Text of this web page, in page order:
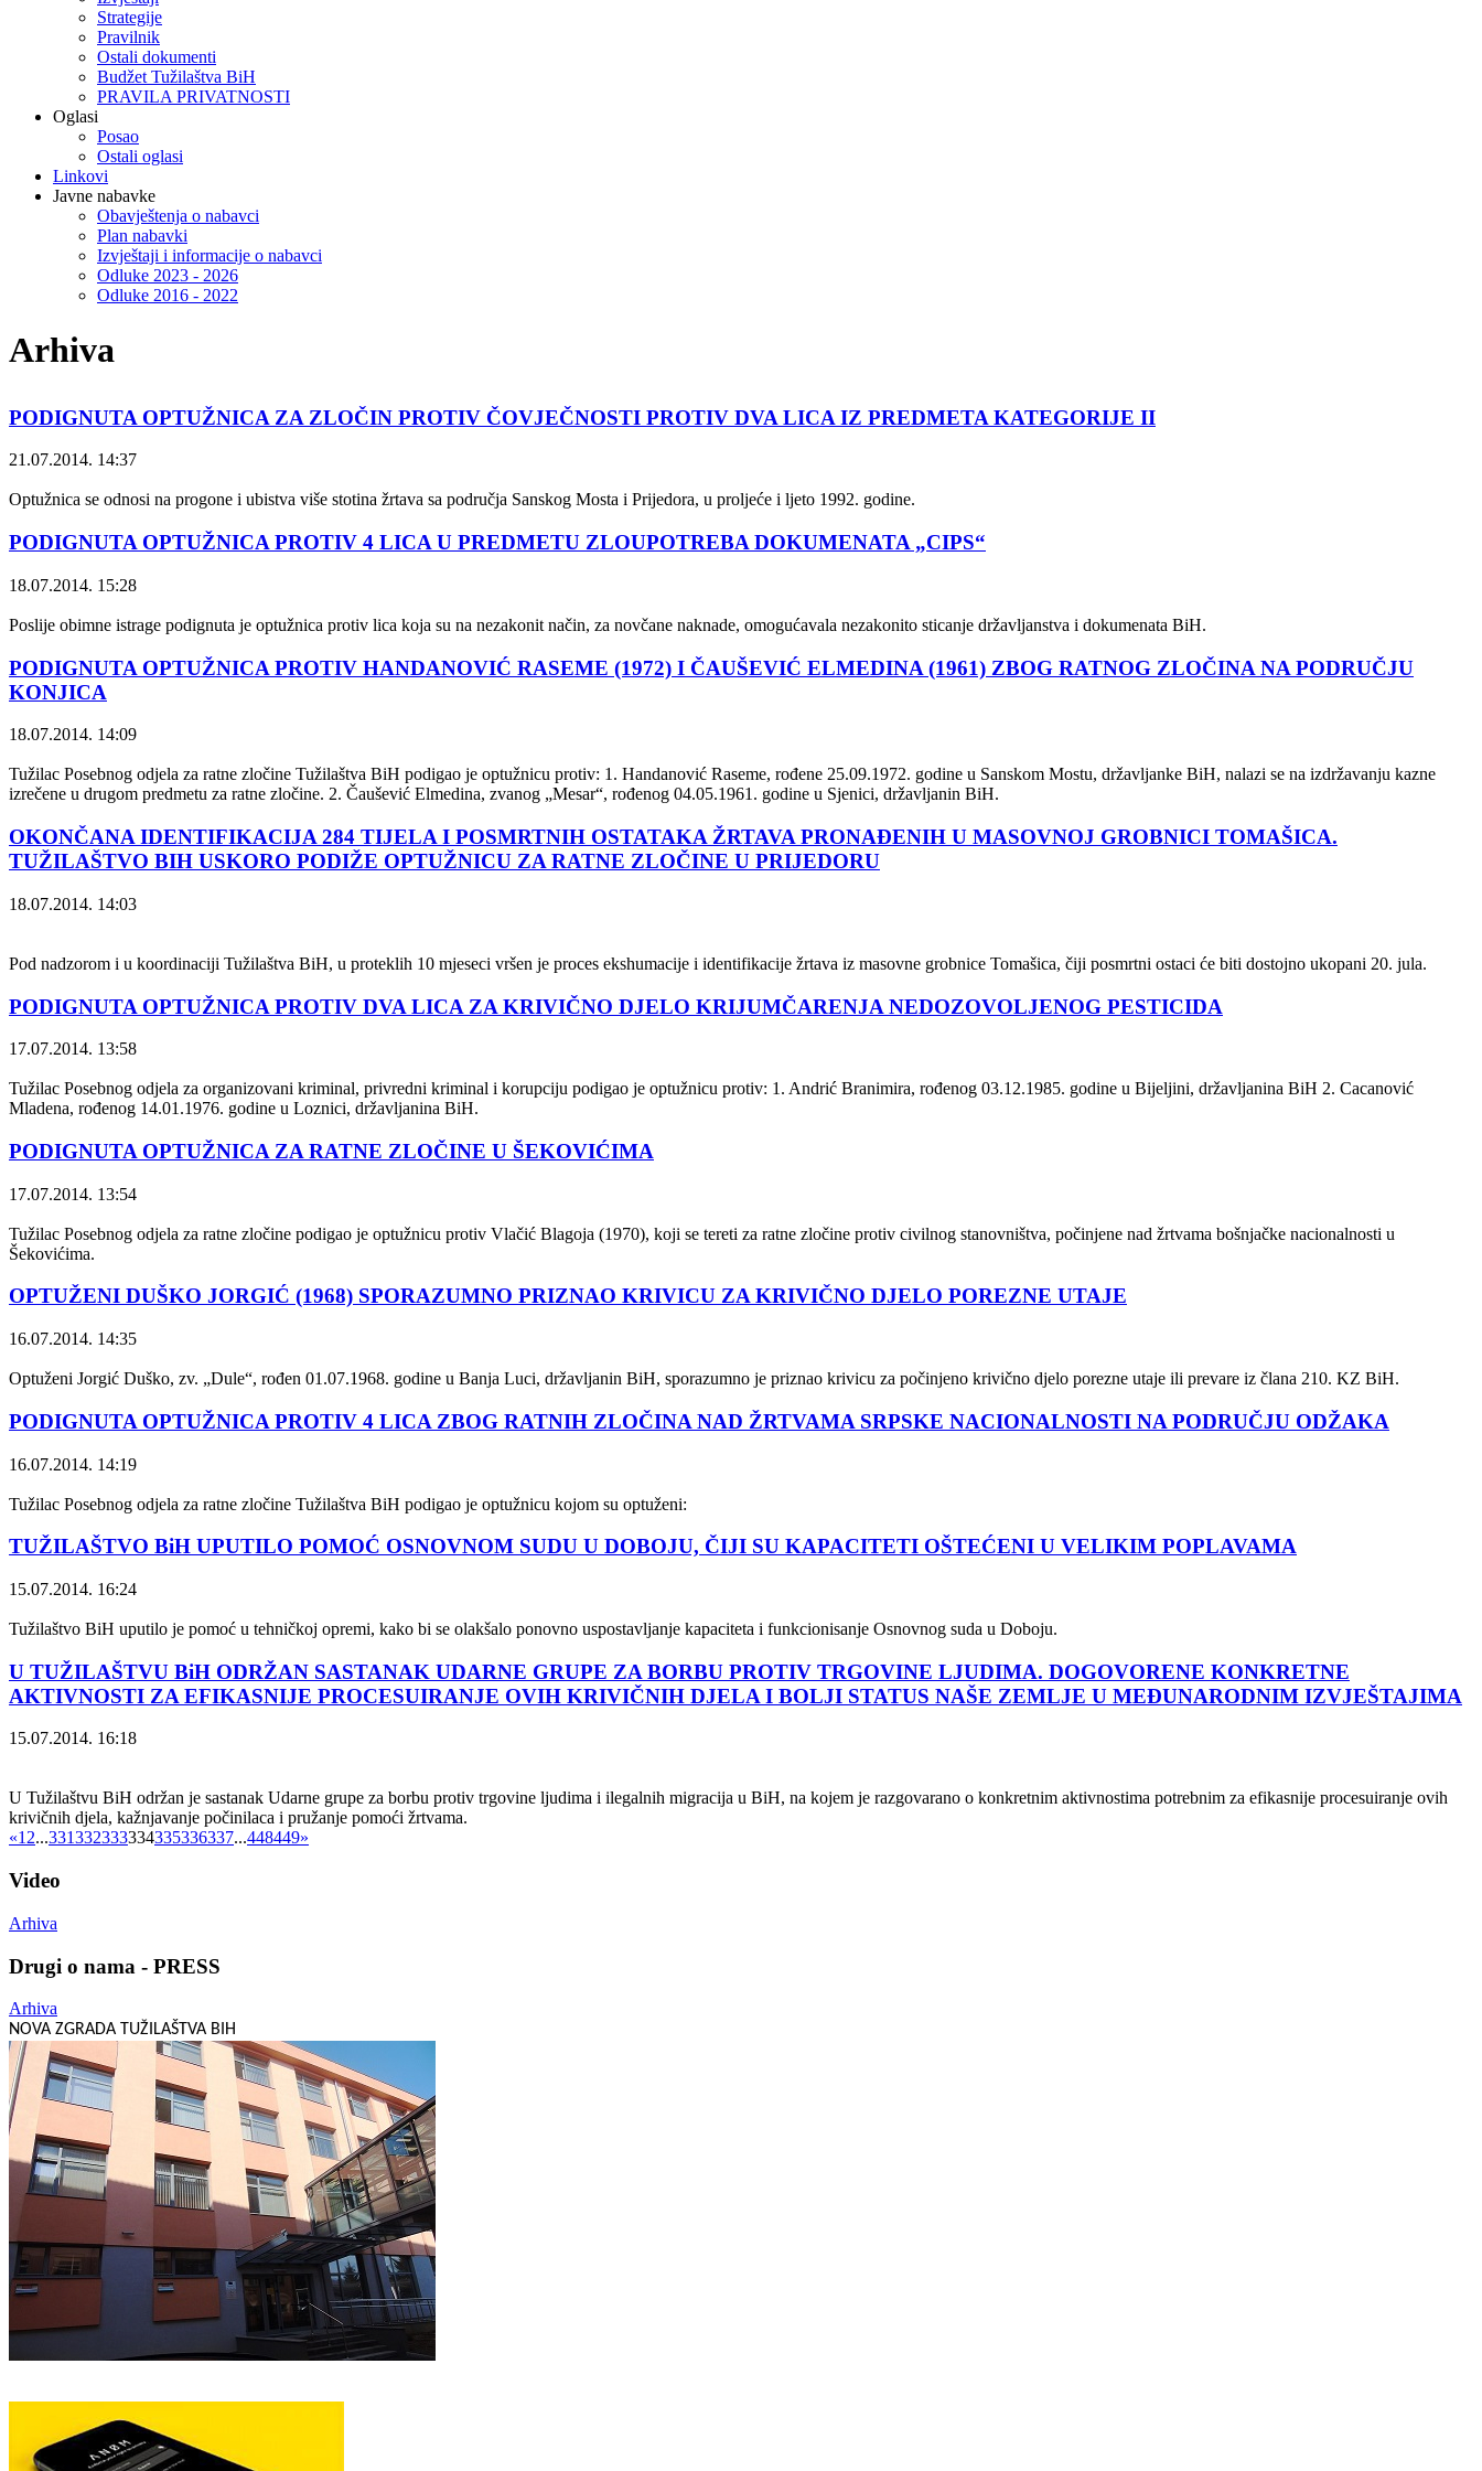
Strategije
Pravilnik
Ostali dokumenti
Budžet Tužilaštva BiH
PRAVILA PRIVATNOSTI
Oglasi
Posao
Ostali oglasi
Linkovi
Javne nabavke
Obavještenja o nabavci
Plan nabavki
Izvještaji i informacije o nabavci
Odluke 2023 - 2026
Odluke 2016 - 2022
Arhiva
PODIGNUTA OPTUŽNICA ZA ZLOČIN PROTIV ČOVJEČNOSTI PROTIV DVA LICA IZ PREDMETA KATEGORIJE II
21.07.2014. 14:37
Optužnica se odnosi na progone i ubistva više stotina žrtava sa područja Sanskog Mosta i Prijedora, u proljeće i ljeto 1992. godine.
PODIGNUTA OPTUŽNICA PROTIV 4 LICA U PREDMETU ZLOUPOTREBA DOKUMENATA „CIPS“
18.07.2014. 15:28
Poslije obimne istrage podignuta je optužnica protiv lica koja su na nezakonit način, za novčane naknade, omogućavala nezakonito sticanje državljanstva i dokumenata BiH.
PODIGNUTA OPTUŽNICA PROTIV HANDANOVIĆ RASEME (1972) I ČAUŠEVIĆ ELMEDINA (1961) ZBOG RATNOG ZLOČINA NA PODRUČJU
KONJICA
18.07.2014. 14:09
Tužilac Posebnog odjela za ratne zločine Tužilaštva BiH podigao je optužnicu protiv: 1. Handanović Raseme, rođene 25.09.1972. godine u Sanskom Mostu, državljanke BiH, nalazi se na izdržavanju kazne
izrečene u drugom predmetu za ratne zločine. 2. Čaušević Elmedina, zvanog „Mesar“, rođenog 04.05.1961. godine u Sjenici, državljanin BiH.
OKONČANA IDENTIFIKACIJA 284 TIJELA I POSMRTNIH OSTATAKA ŽRTAVA PRONAĐENIH U MASOVNOJ GROBNICI TOMAŠICA.
TUŽILAŠTVO BIH USKORO PODIŽE OPTUŽNICU ZA RATNE ZLOČINE U PRIJEDORU
18.07.2014. 14:03
Pod nadzorom i u koordinaciji Tužilaštva BiH, u proteklih 10 mjeseci vršen je proces ekshumacije i identifikacije žrtava iz masovne grobnice Tomašica, čiji posmrtni ostaci će biti dostojno ukopani 20. jula.
PODIGNUTA OPTUŽNICA PROTIV DVA LICA ZA KRIVIČNO DJELO KRIJUMČARENJA NEDOZOVOLJENOG PESTICIDA
17.07.2014. 13:58
Tužilac Posebnog odjela za organizovani kriminal, privredni kriminal i korupciju podigao je optužnicu protiv: 1. Andrić Branimira, rođenog 03.12.1985. godine u Bijeljini, državljanina BiH 2. Cacanović
Mladena, rođenog 14.01.1976. godine u Loznici, državljanina BiH.
PODIGNUTA OPTUŽNICA ZA RATNE ZLOČINE U ŠEKOVIĆIMA
17.07.2014. 13:54
Tužilac Posebnog odjela za ratne zločine podigao je optužnicu protiv Vlačić Blagoja (1970), koji se tereti za ratne zločine protiv civilnog stanovništva, počinjene nad žrtvama bošnjačke nacionalnosti u
Šekovićima.
OPTUŽENI DUŠKO JORGIĆ (1968) SPORAZUMNO PRIZNAO KRIVICU ZA KRIVIČNO DJELO POREZNE UTAJE
16.07.2014. 14:35
Optuženi Jorgić Duško, zv. „Dule“, rođen 01.07.1968. godine u Banja Luci, državljanin BiH, sporazumno je priznao krivicu za počinjeno krivično djelo porezne utaje ili prevare iz člana 210. KZ BiH.
PODIGNUTA OPTUŽNICA PROTIV 4 LICA ZBOG RATNIH ZLOČINA NAD ŽRTVAMA SRPSKE NACIONALNOSTI NA PODRUČJU ODŽAKA
16.07.2014. 14:19
Tužilac Posebnog odjela za ratne zločine Tužilaštva BiH podigao je optužnicu kojom su optuženi:
TUŽILAŠTVO BiH UPUTILO POMOĆ OSNOVNOM SUDU U DOBOJU, ČIJI SU KAPACITETI OŠTEĆENI U VELIKIM POPLAVAMA
15.07.2014. 16:24
Tužilaštvo BiH uputilo je pomoć u tehničkoj opremi, kako bi se olakšalo ponovno uspostavljanje kapaciteta i funkcionisanje Osnovnog suda u Doboju.
U TUŽILAŠTVU BiH ODRŽAN SASTANAK UDARNE GRUPE ZA BORBU PROTIV TRGOVINE LJUDIMA. DOGOVORENE KONKRETNE
AKTIVNOSTI ZA EFIKASNIJE PROCESUIRANJE OVIH KRIVIČNIH DJELA I BOLJI STATUS NAŠE ZEMLJE U MEĐUNARODNIM IZVJEŠTAJIMA
15.07.2014. 16:18
U Tužilaštvu BiH održan je sastanak Udarne grupe za borbu protiv trgovine ljudima i ilegalnih migracija u BiH, na kojem je razgovarano o konkretnim aktivnostima potrebnim za efikasnije procesuiranje ovih
krivičnih djela, kažnjavanje počinilaca i pružanje pomoći žrtvama.
«12...331332333334335336337...448449»
Video
Arhiva
Drugi o nama - PRESS
Arhiva
NOVA ZGRADA TUŽILAŠTVA BIH